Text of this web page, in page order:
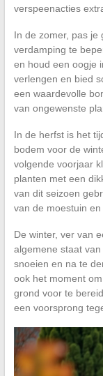
verspeenacties
In de zomer, pas je
verdamping te
en houd een oogje
verlengen en bied
een waardevolle
van ongewenste
In de herfst is het
bodem voor de
volgende voorjaar
planten met een
van dit seizoen
van de moestuin
De winter, ver van
algemene staat
snoeien en na te
ook het moment
grond voor te
een voorsprong